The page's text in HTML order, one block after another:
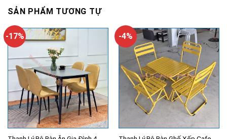
SẢN PHẨM TƯƠNG TỰ
-17% -4%